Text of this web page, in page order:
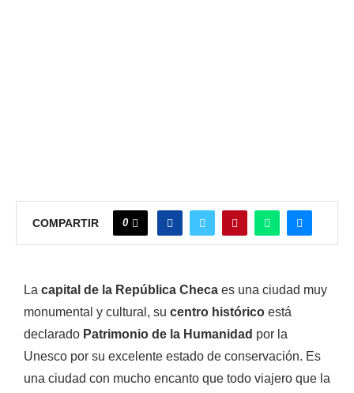
COMPARTIR 0
La capital de la República Checa es una ciudad muy
monumental y cultural, su centro histórico está
declarado Patrimonio de la Humanidad por la
Unesco por su excelente estado de conservación. Es
una ciudad con mucho encanto que todo viajero que la